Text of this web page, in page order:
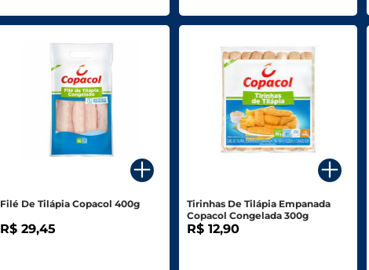
Filé De Tilápia Copacol 400g
R$ 29,45
Tirinhas De Tilápia Empanada
Copacol Congelada 300g
R$ 12,90